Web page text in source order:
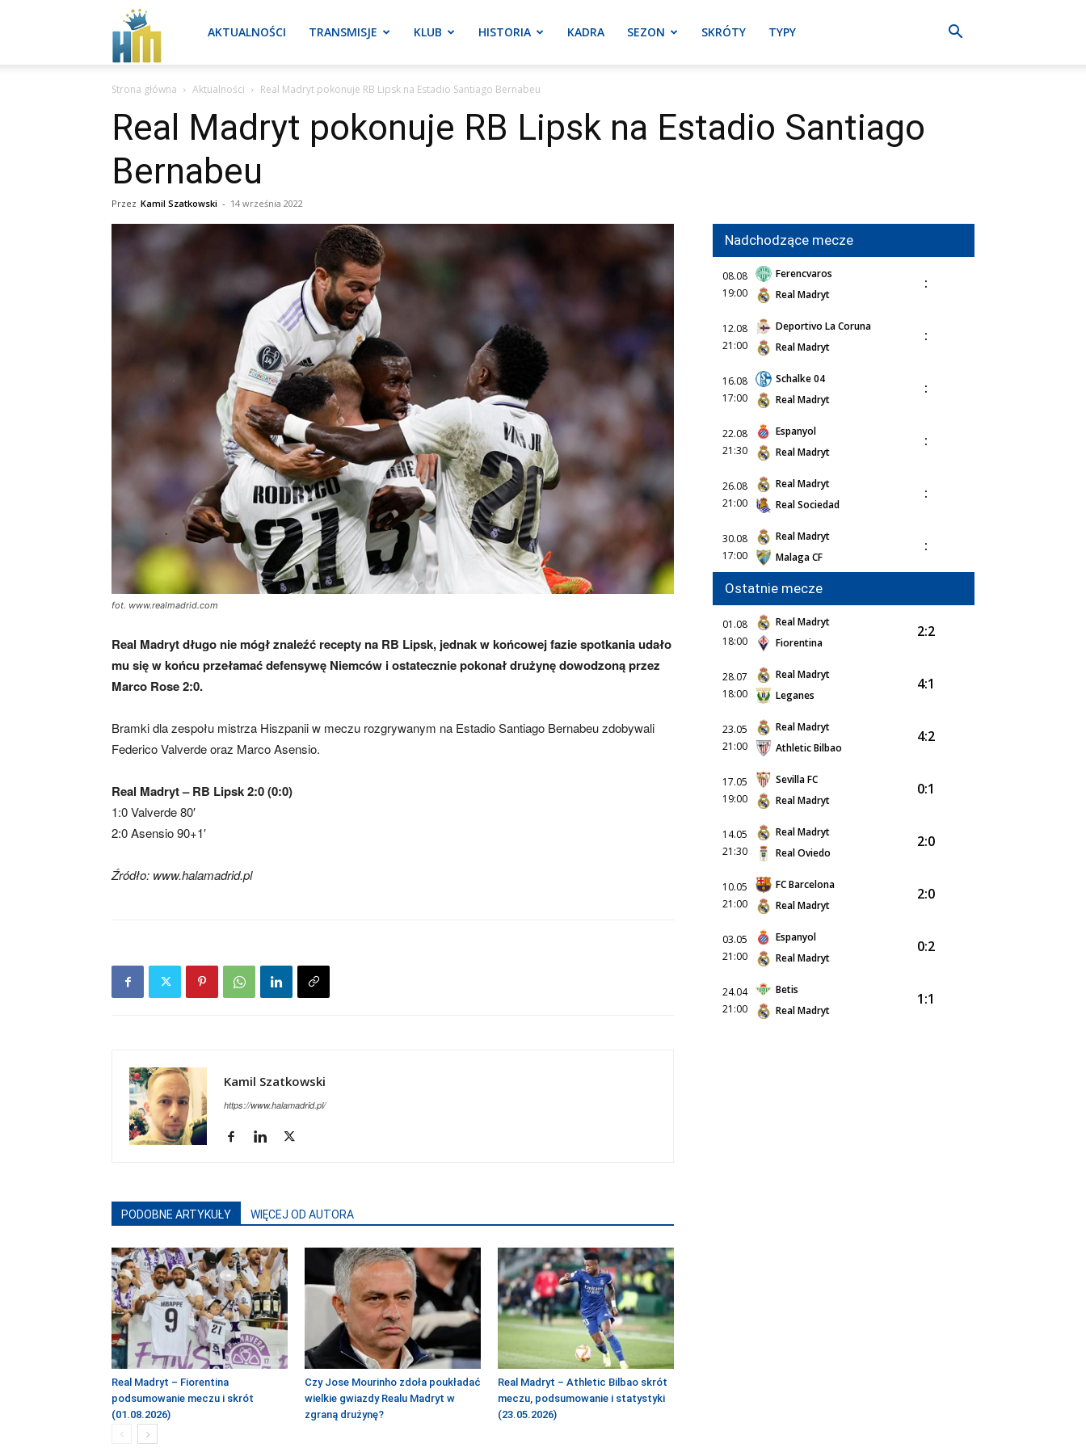
Real
Madryt
aktualności
AKTUALNOŚCI TRANSMISJE KLUB HISTORIA KADRA SEZON SKRÓTY TYPY
Strona główna Aktualności Real Madryt pokonuje RB Lipsk na Estadio Santiago Bernabeu
Real Madryt pokonuje RB Lipsk na Estadio Santiago
Bernabeu
Przez Kamil Szatkowski - 14 września 2022
fot. www.realmadrid.com
Real Madryt długo nie mógł znaleźć recepty na RB Lipsk, jednak w końcowej fazie spotkania udało
mu się w końcu przełamać defensywę Niemców i ostatecznie pokonał drużynę dowodzoną przez
Marco Rose 2:0.
Bramki dla zespołu mistrza Hiszpanii w meczu rozgrywanym na Estadio Santiago Bernabeu zdobywali
Federico Valverde oraz Marco Asensio.
Real Madryt – RB Lipsk 2:0 (0:0)
1:0 Valverde 80′
2:0 Asensio 90+1′
Źródło: www.halamadrid.pl
Kamil Szatkowski
https://www.halamadrid.pl/
PODOBNE ARTYKUŁY WIĘCEJ OD AUTORA
Real Madryt – Fiorentina
podsumowanie meczu i skrót
(01.08.2026)
Czy Jose Mourinho zdoła poukładać
wielkie gwiazdy Realu Madryt w
zgraną drużynę?
Real Madryt – Athletic Bilbao skrót
meczu, podsumowanie i statystyki
(23.05.2026)
Nadchodzące mecze
08.08
19:00
Ferencvaros
Real Madryt
:
12.08
21:00
Deportivo La Coruna
Real Madryt
:
16.08
17:00
Schalke 04
Real Madryt
:
22.08
21:30
Espanyol
Real Madryt
:
26.08
21:00
Real Madryt
Real Sociedad
:
30.08
17:00
Real Madryt
Malaga CF
:
Ostatnie mecze
01.08
18:00
Real Madryt
Fiorentina
2:2
28.07
18:00
Real Madryt
Leganes
4:1
23.05
21:00
Real Madryt
Athletic Bilbao
4:2
17.05
19:00
Sevilla FC
Real Madryt
0:1
14.05
21:30
Real Madryt
Real Oviedo
2:0
10.05
21:00
FC Barcelona
Real Madryt
2:0
03.05
21:00
Espanyol
Real Madryt
0:2
24.04
21:00
Betis
Real Madryt
1:1